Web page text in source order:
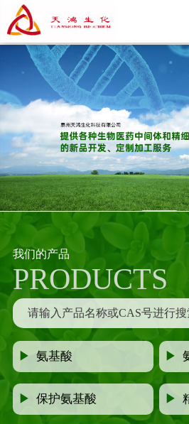
我们的产品
PRODUCTS
▶氨基酸 ▶
▶保护氨基酸 ▶